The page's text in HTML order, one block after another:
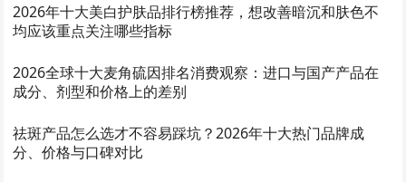
2026年十大美白护肤品排行榜推荐，想改善暗沉和肤色不
均应该重点关注哪些指标
2026全球十大麦角硫因排名消费观察：进口与国产产品在
成分、剂型和价格上的差别
祛斑产品怎么选才不容易踩坑？2026年十大热门品牌成
分、价格与口碑对比